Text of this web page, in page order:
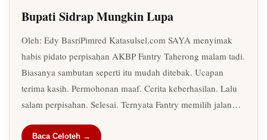
Bupati Sidrap Mungkin Lupa
Oleh: Edy BasriPimred Katasulsel.com SAYA menyimak
habis pidato perpisahan AKBP Fantry Taherong malam tadi.
Biasanya sambutan seperti itu mudah ditebak. Ucapan
terima kasih. Permohonan maaf. Cerita keberhasilan. Lalu
salam perpisahan. Selesai. Ternyata Fantry memilih jalan…
Baca Celoteh →